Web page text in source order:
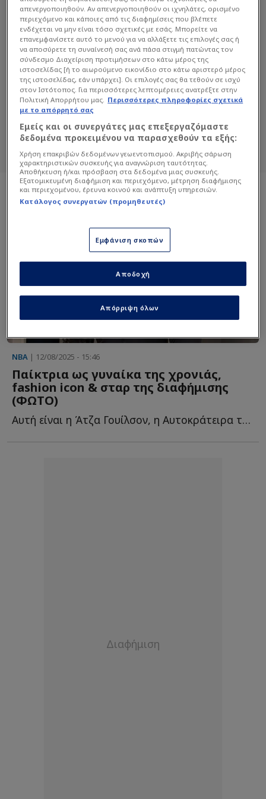
ΆΤΖΑ ΓΟΥΊΛΣΟΝ
Διαβάστε όλα τα άρθρα του Sportdog
σχετικά με το θέμα Άτζα Γουίλσον.
Sportdog: Πιστό στον φίλαθλο.
NBA | 12/08/2025 - 15:46
Παίκτρια ως γυναίκα της χρονιάς,
fashion icon & σταρ της διαφήμισης
(ΦΩΤΟ)
Αυτή είναι η Άτζα Γουίλσον, η Αυτοκράτειρα του WNBA, η ο...
απενεργοποιηθούν. Αν απενεργοποιηθούν οι ιχνηλάτες, ορισμένο
περιεχόμενο και κάποιες από τις διαφημίσεις που βλέπετε
ενδέχεται να μην είναι τόσο σχετικές με εσάς. Μπορείτε να
επανεμφανίσετε αυτό το μενού για να αλλάξετε τις επιλογές σας ή
να αποσύρετε τη συναίνεσή σας ανά πάσα στιγμή πατώντας τον
σύνδεσμο Διαχείριση προτιμήσεων στο κάτω μέρος της
ιστοσελίδας [ή το αιωρούμενο εικονίδιο στο κάτω αριστερό μέρος
της ιστοσελίδας, εάν υπάρχει]. Οι επιλογές σας θα τεθούν σε ισχύ
στον Ιστότοπος. Για περισσότερες λεπτομέρειες ανατρέξτε στην
Πολιτική Απορρήτου μας. Περισσότερες πληροφορίες σχετικά
με το απόρρητό σας
Εμείς και οι συνεργάτες μας επεξεργαζόμαστε
δεδομένα προκειμένου να παρασχεθούν τα εξής:
Χρήση επακριβών δεδομένων γεωεντοπισμού. Ακριβής σάρωση
χαρακτηριστικών συσκευής για αναγνώριση ταυτότητας.
Αποθήκευση ή/και πρόσβαση στα δεδομένα μιας συσκευής.
Εξατομικευμένη διαφήμιση και περιεχόμενο, μέτρηση διαφήμισης
και περιεχομένου, έρευνα κοινού και ανάπτυξη υπηρεσιών.
Κατάλογος συνεργατών (προμηθευτές)
Εμφάνιση σκοπών
Απόρριψη όλων
Αποδοχή